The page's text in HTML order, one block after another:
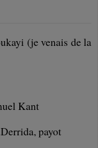
(je venais de la
Kant
payot